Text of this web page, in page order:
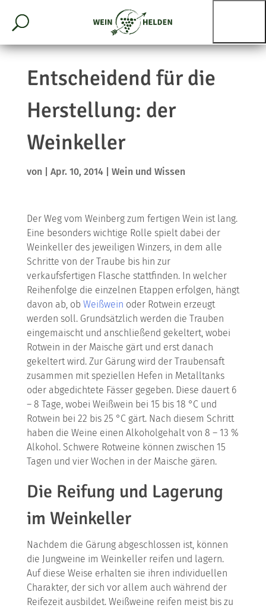
Entscheidend für die
Herstellung: der
Weinkeller
von Apr. 10, 2014| Wein und Wissen
Der Weg vom Weinberg zum fertigen Wein ist lang.
Eine besonders wichtige Rolle spielt dabei der
Weinkeller des jeweiligen Winzers, in dem alle
Schritte von der Traube bis hin zur
verkaufsfertigen Flasche stattfinden. In welcher
Reihenfolge die einzelnen Etappen erfolgen, hängt
davon ab, ob Weißwein oder Rotwein erzeugt
werden soll. Grundsätzlich werden die Trauben
eingemaischt und anschließend gekeltert, wobei
Rotwein in der Maische gärt und erst danach
gekeltert wird. Zur Gärung wird der Traubensaft
zusammen mit speziellen Hefen in Metalltanks
oder abgedichtete Fässer gegeben. Diese dauert 6
– 8 Tage, wobei Weißwein bei 15 bis 18 °C und
Rotwein bei 22 bis 25 °C gärt. Nach diesem Schritt
haben die Weine einen Alkoholgehalt von 8 – 13 %
Alkohol. Schwere Rotweine können zwischen 15
Tagen und vier Wochen in der Maische gären.
Die Reifung und Lagerung
im Weinkeller
Nachdem die Gärung abgeschlossen ist, können
die Jungweine im Weinkeller reifen und lagern.
Auf diese Weise erhalten sie ihren individuellen
Charakter, der sich vor allem auch während der
Reifezeit ausbildet. Weißweine reifen meist bis zu